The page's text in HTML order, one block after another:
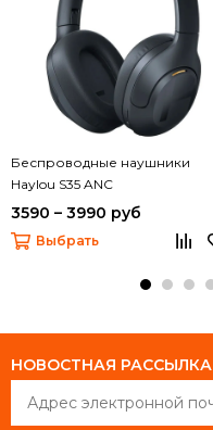
Беспроводные наушники
Haylou S35 ANC
3590 – 3990 руб
Выбрать
НОВОСТНАЯ РАССЫЛКА